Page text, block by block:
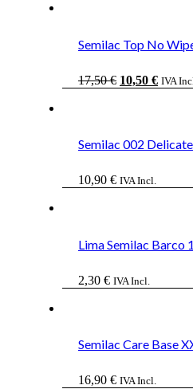
Semilac Top No
17,50€ El
10,50 €ElIVA
Semilac 002
10,90 € IVA Incl.
Lima Semilac Barco
2,30 € IVA Incl.
Semilac Care Base
16,90 € IVA Incl.